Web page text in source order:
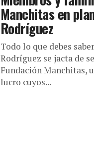
Manchitas en
Rodríguez
Todo lo que debes
Rodríguez se jacta de
Fundación Manchitas,
lucro cuyos...